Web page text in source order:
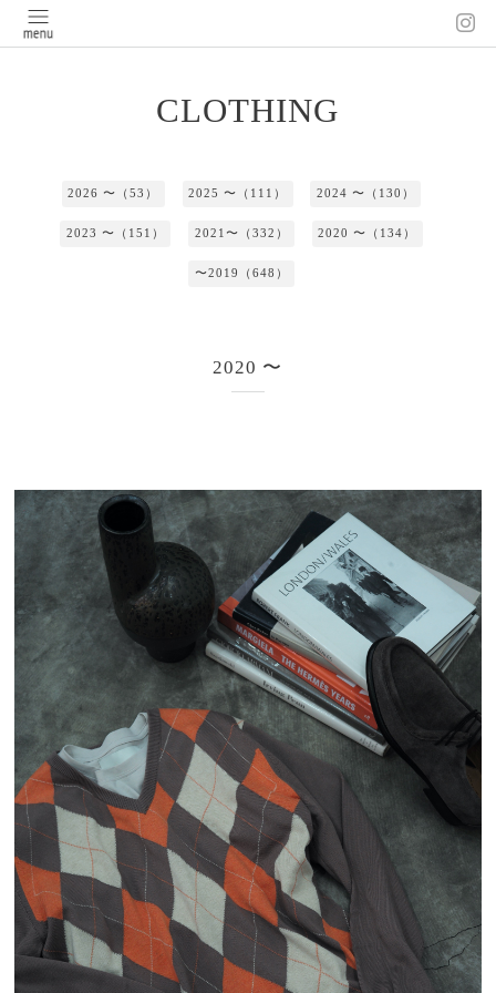
CLOTHING
2026 〜（53） 2025 〜（111） 2024 〜（130）
2023 〜（151） 2021〜（332） 2020 〜（134）
〜2019（648）
2020 〜